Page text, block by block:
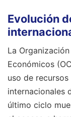
Evolución
La
Económicos
uso de
internacionales
último ciclo